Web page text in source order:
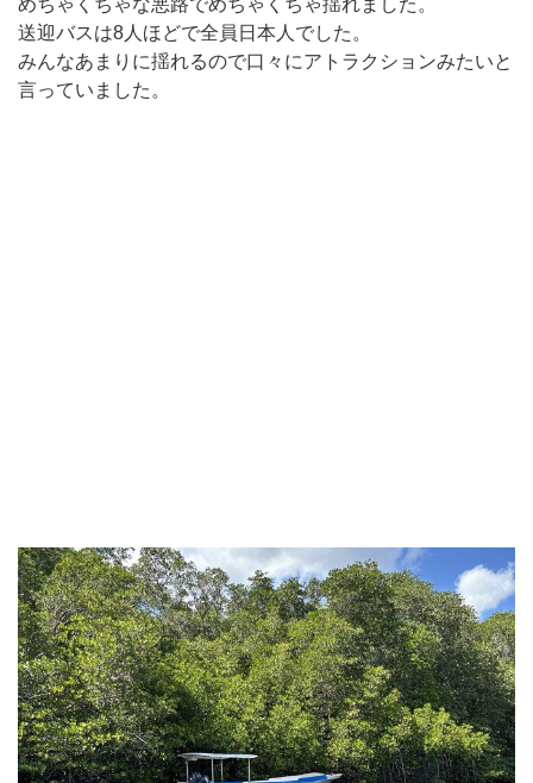
めちゃくちゃな悪路でめちゃくちゃ揺れました。
送迎バスは8人ほどで全員日本人でした。
みんなあまりに揺れるので口々にアトラクションみたいと
言っていました。